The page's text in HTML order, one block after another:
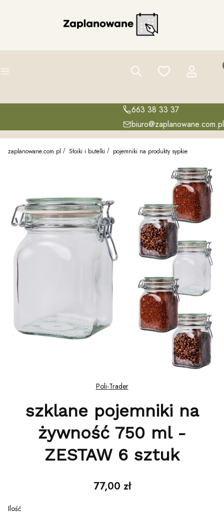
Menu Szukaj Ulubione Zaloguj się
663 38 33 37
biuro@zaplanowane.com.pl
zaplanowane.com.pl Słoiki i butelki pojemniki na produkty sypkie
Poli-Trader
szklane pojemniki na
żywność 750 ml -
ZESTAW 6 sztuk
Cena
77,00 zł
Ilość